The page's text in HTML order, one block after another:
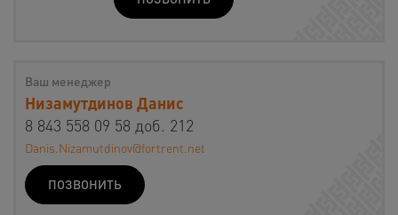
Ваш менеджер
Низамутдинов Данис
8 843 558 09 58 доб. 212
Danis.Nizamutdinov@fortrent.net
ПОЗВОНИТЬ